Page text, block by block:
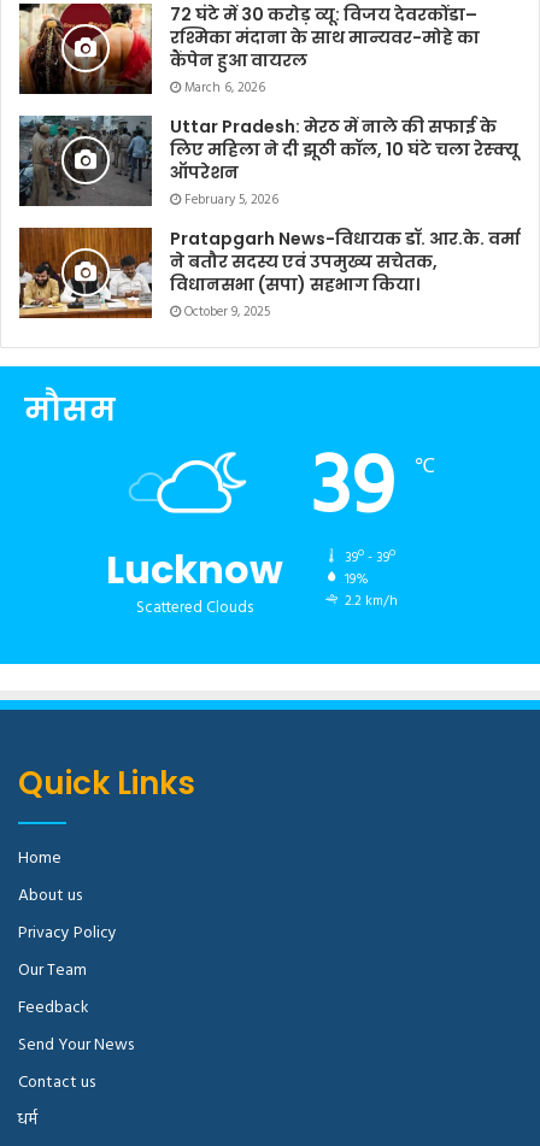
72 घंटे में 30 करोड़ व्यू: विजय देवरकोंडा–
रश्मिका मंदाना के साथ मान्यवर-मोहे का
कैंपेन हुआ वायरल
March 6, 2026
Uttar Pradesh: मेरठ में नाले की सफाई के
लिए महिला ने दी झूठी कॉल, 10 घंटे चला रेस्क्यू
ऑपरेशन
February 5, 2026
Pratapgarh News-विधायक डॉ. आर.के. वर्मा
ने बतौर सदस्य एवं उपमुख्य सचेतक,
विधानसभा (सपा) सहभाग किया।
October 9, 2025
मौसम
Lucknow
Scattered Clouds
39 ℃
39º - 39º
19%
2.2 km/h
Quick Links
Home
About us
Privacy Policy
Our Team
Feedback
Send Your News
Contact us
धर्म